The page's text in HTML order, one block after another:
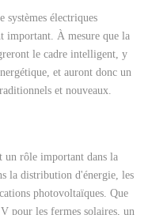
systèmes électriques
important. À mesure que la
le cadre intelligent, y
et auront donc un
et nouveaux.
un rôle important dans la
la distribution d'énergie, les
photovoltaïques. Que
pour les fermes solaires, un